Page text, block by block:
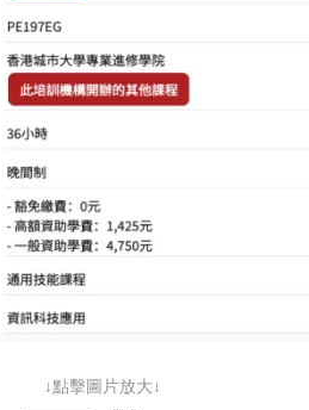
↓點擊圖片放大↓